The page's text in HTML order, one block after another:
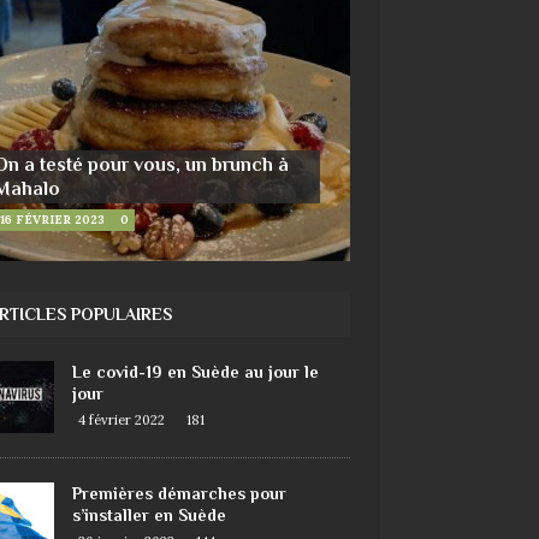
a testé pour vous, un brunch à
16 FÉVRIER 2023 0
POPULAIRES
Le covid-19 en Suède au jour le
jour
4 février 2022 181
Premières démarches pour
s’installer en Suède